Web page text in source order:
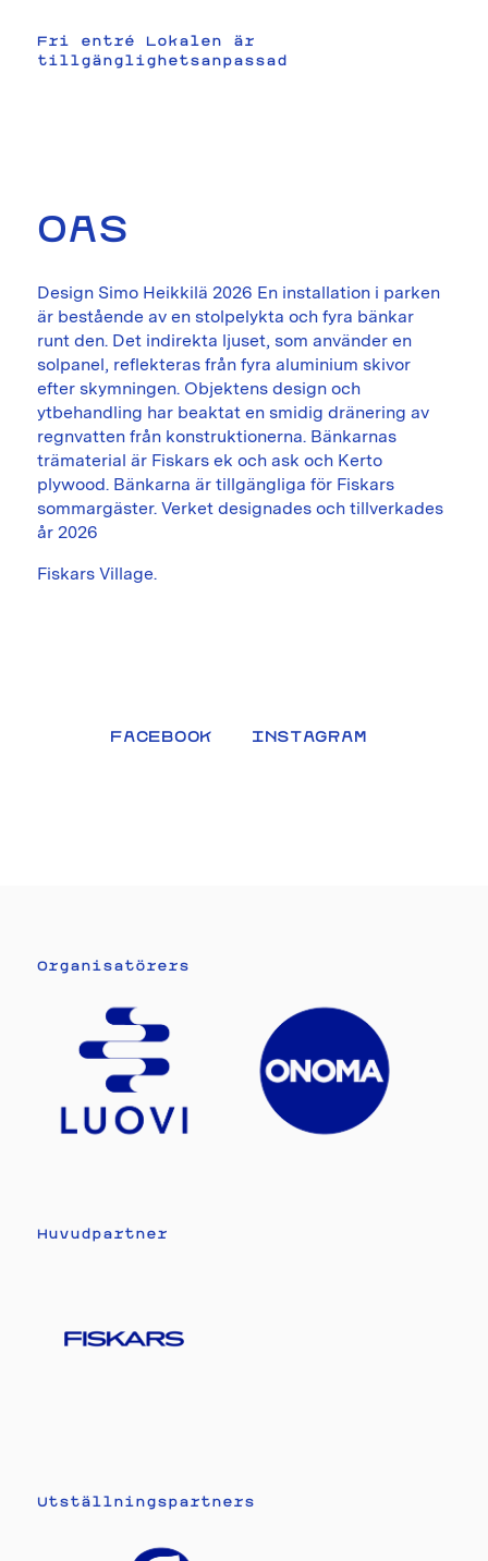
OAS
Design Simo Heikkilä 2026 En installation i parken
är bestående av en stolpelykta och fyra bänkar
runt den. Det indirekta ljuset, som använder en
solpanel, reflekteras från fyra aluminium skivor
efter skymningen. Objektens design och
ytbehandling har beaktat en smidig dränering av
regnvatten från konstruktionerna. Bänkarnas
trämaterial är Fiskars ek och ask och Kerto
plywood. Bänkarna är tillgängliga för Fiskars
sommargäster. Verket designades och tillverkades
år 2026
Fiskars Village.
Fri entré Lokalen är
tillgänglighetsanpassad
FACEBOOK INSTAGRAM
Organisatörers
Huvudpartner
Utställningspartners